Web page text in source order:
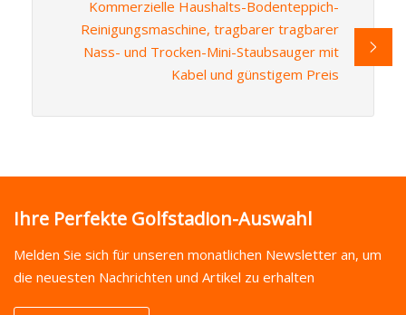
Kommerzielle Haushalts-Bodenteppich-
Reinigungsmaschine, tragbarer tragbarer
Nass- und Trocken-Mini-Staubsauger mit
Kabel und günstigem Preis
Ihre Perfekte Golfstadion-Auswahl
Melden Sie sich für unseren monatlichen Newsletter an, um
die neuesten Nachrichten und Artikel zu erhalten